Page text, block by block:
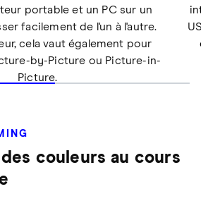
portable et un PC sur un
facilement de l'un à l'autre.
cela vaut également pour
by-Picture ou Picture-in-
Picture.
couleurs au cours